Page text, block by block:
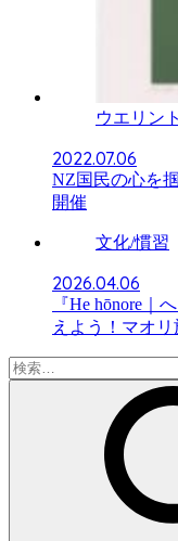
ウエリン
2022.07.06
NZ国民の心を
開催
文化/慣習
2026.04.06
『He hōnore｜
えよう！マオ
検
索: